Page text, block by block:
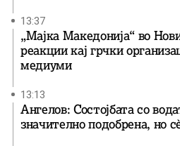
13:37
„Мајка Македонија“ во
реакции кај грчки
медиуми
13:13
Ангелов: Состојбата со
значително подобрена, но